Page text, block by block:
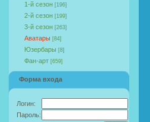
1-й сезон [196]
2-й сезон [199]
3-й сезон [263]
Аватары [84]
Юзербары [8]
Фан-арт [659]
Форма входа
Логин:
Пароль: